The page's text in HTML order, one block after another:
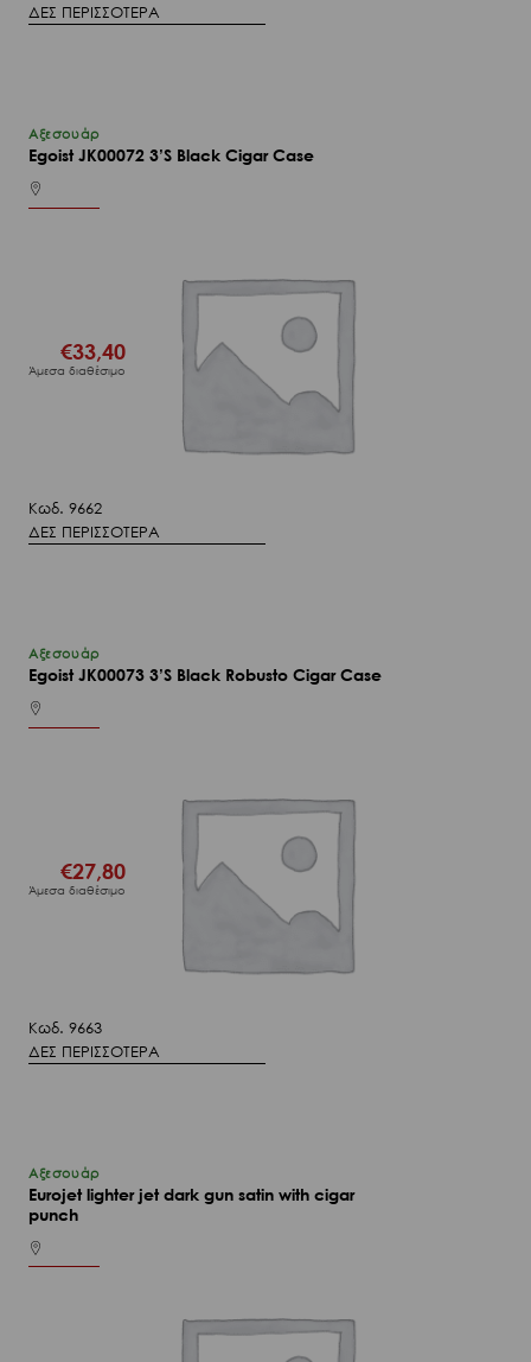
ΔΕΣ ΠΕΡΙΣΣΟΤΕΡΑ
Κωδ. 9662
ΔΕΣ ΠΕΡΙΣΣΟΤΕΡΑ
Αξεσουάρ
Egoist JK00072 3’S Black Cigar Case
€33,40
Άμεσα διαθέσιμο
Κωδ. 9663
ΔΕΣ ΠΕΡΙΣΣΟΤΕΡΑ
Αξεσουάρ
Egoist JK00073 3’S Black Robusto Cigar Case
€27,80
Άμεσα διαθέσιμο
Αξεσουάρ
Eurojet lighter jet dark gun satin with cigar
punch